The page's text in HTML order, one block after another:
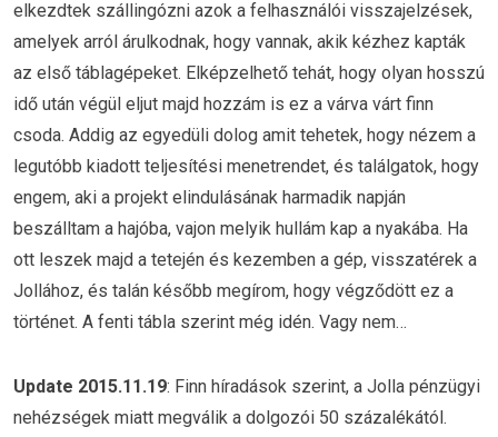
elkezdtek szállingózni azok a felhasználói visszajelzések,
amelyek arról árulkodnak, hogy vannak, akik kézhez kapták
az első táblagépeket. Elképzelhető tehát, hogy olyan hosszú
idő után végül eljut majd hozzám is ez a várva várt finn
csoda. Addig az egyedüli dolog amit tehetek, hogy nézem a
legutóbb kiadott teljesítési menetrendet, és találgatok, hogy
engem, aki a projekt elindulásának harmadik napján
beszálltam a hajóba, vajon melyik hullám kap a nyakába. Ha
ott leszek majd a tetején és kezemben a gép, visszatérek a
Jollához, és talán később megírom, hogy végződött ez a
történet. A fenti tábla szerint még idén. Vagy nem…
Update 2015.11.19: Finn híradások szerint, a Jolla pénzügyi
nehézségek miatt megválik a dolgozói 50 százalékától.